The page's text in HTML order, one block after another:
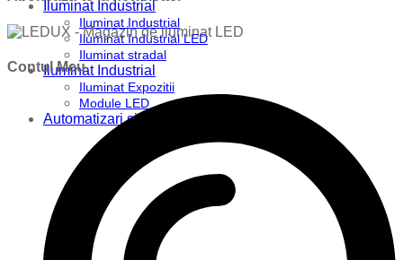
Iluminat Industrial
Iluminat Industrial
Iluminat Industrial LED
Iluminat stradal
Iluminat Industrial
Iluminat Expozitii
Module LED
Automatizari si Smart
Contul Meu